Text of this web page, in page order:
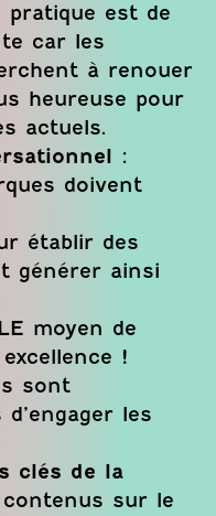
pratique est de
car les
à renouer
heureuse pour
actuels.
:
doivent
établir des
générer ainsi
moyen de
!
sont
d’engager les
clés de la
sur le